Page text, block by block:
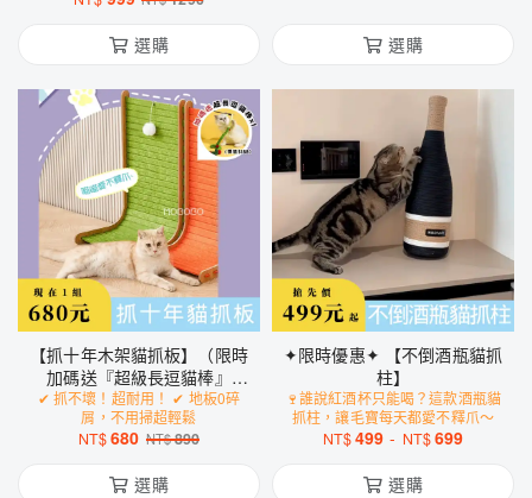
選購 選購
【抓十年木架貓抓板】（限時
加碼送『超級長逗貓棒』
x1）
✔ 抓不壞！超耐用！ ✔ 地板0碎
屑，不用掃超輕鬆
NT$680 NT$890
選購
✦限時優惠✦ 【不倒酒瓶貓抓
柱】
🍷誰說紅酒杯只能喝？這款酒瓶貓
抓柱，讓毛寶每天都愛不釋爪～
NT$499 - NT$699
選購